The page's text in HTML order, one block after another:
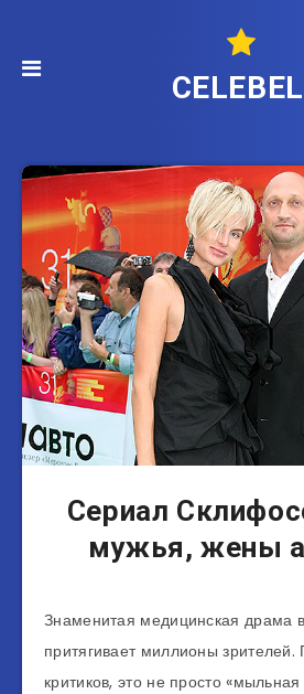
Сериал
мужья, жены
Знаменитая медицинская драма
притягивает миллионы
критиков, это не просто